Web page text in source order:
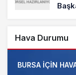
Hava Durumu
BURSA IÇIN